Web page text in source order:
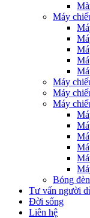
Máy
Máy
Máy
Máy
Bóng
Tư vấn người
Đời sống
Liên hệ